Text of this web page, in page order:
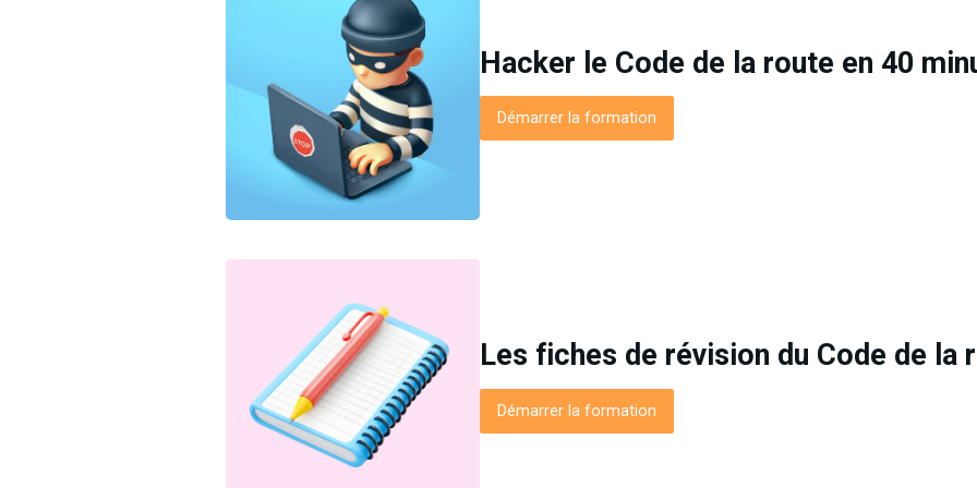
Hacker le Code de la route en 40
Démarrer la formation
Les fiches de révision du Code de la
Démarrer la formation